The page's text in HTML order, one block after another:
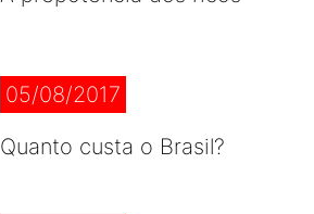
05/08/2017
Quanto custa o Brasil?